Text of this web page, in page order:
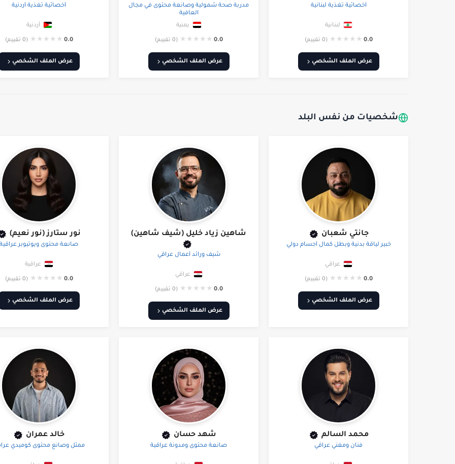
أخصائية تغذية لبنانية
لبنانية
0.0
★
★
★
★
★ (0 تقييم)
عرض الملف الشخصي
مدربة صحة شمولية وصانعة محتوى في مجال
العافية
يمنية
0.0
★
★
★
★
★ (0 تقييم)
عرض الملف الشخصي
أخصائية تغذية أردنية
أردنية
0.0
★
★
★
★
★ (0 تقييم)
عرض الملف الشخصي
شخصيات من نفس البلد
جانتي شعبان
خبير لياقة بدنية وبطل كمال أجسام دولي
عراقي
0.0
★
★
★
★
★ (0 تقييم)
عرض الملف الشخصي
شاهين زياد خليل (شيف شاهين)
شيف ورائد أعمال عراقي
عراقي
0.0
★
★
★
★
★ (0 تقييم)
عرض الملف الشخصي
نور ستارز (نور نعيم)
صانعة محتوى ويوتيوبر عراقية
عراقية
0.0
★
★
★
★
★ (0 تقييم)
عرض الملف الشخصي
محمد السالم
فنان ومغني عراقي
شهد حسان
صانعة محتوى ومدونة عراقية
خالد عمران
ممثل وصانع محتوى كوميدي